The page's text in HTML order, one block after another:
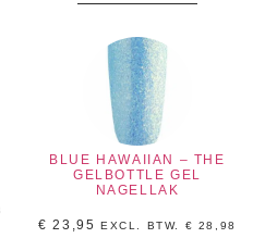
BLUE HAWAIIAN – THE
GELBOTTLE GEL
NAGELLAK
€ 23,95 EXCL. BTW. € 28,98